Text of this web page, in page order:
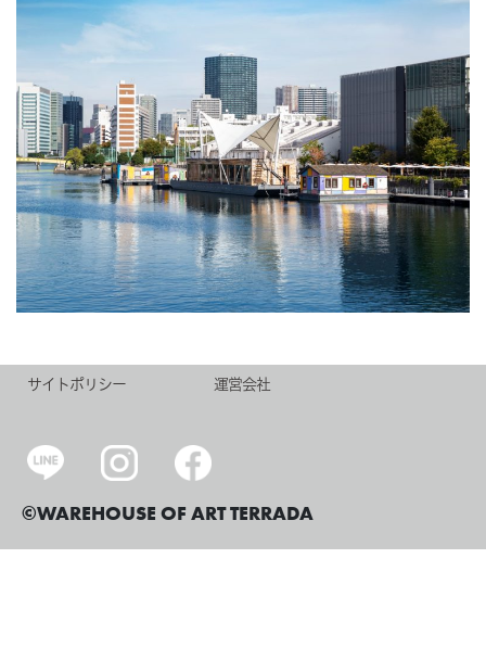
サイトポリシー 運営会社
©WAREHOUSE OF ART TERRADA